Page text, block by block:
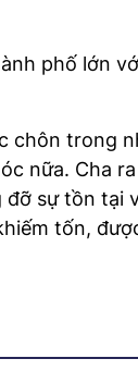
phố lớn
chôn trong
nữa. Cha
sự tồn tại
tốn,